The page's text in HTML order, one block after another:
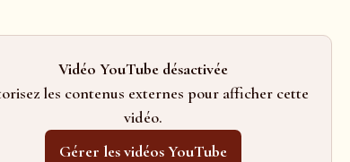
Vidéo YouTube désactivée
les contenus externes pour afficher cette
vidéo.
Gérer les vidéos YouTube